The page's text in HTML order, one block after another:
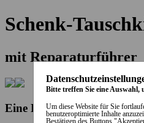
Schenk-
mit Reparaturführer
Eine Kooperation der Stadt
Bitte treffen Sie eine Auswahl,
Um diese Website für Sie
benutzeroptimierte Inhalte
Bestätigen des Buttons